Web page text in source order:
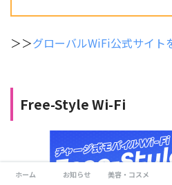
＞＞グローバルWiFi公式サイト
Free-Style Wi-Fi
ホーム お知らせ 美容・コスメ